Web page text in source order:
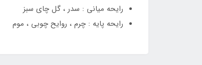
رایحه میانی : سدر ، گل چای سبز
رایحه پایه : چرم ، روایح چوبی ، موم